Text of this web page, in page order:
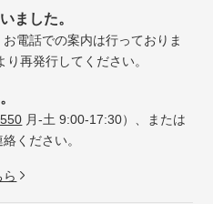
ました。
電話での案内は行っておりま
り再発行してください。
月-土 9:00-17:30）、または
ください。